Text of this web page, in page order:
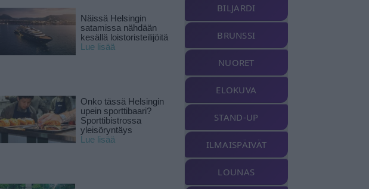
Näissä Helsingin
satamissa nähdään
kesällä loistoristeilijöitä
Lue lisää
Onko tässä Helsingin
upein sporttibaari?
Sporttibistrossa
yleisöryntäys
Lue lisää
BILJARDI
BRUNSSI
NUORET
ELOKUVA
STAND-UP
ILMAISPÄIVÄT
LOUNAS